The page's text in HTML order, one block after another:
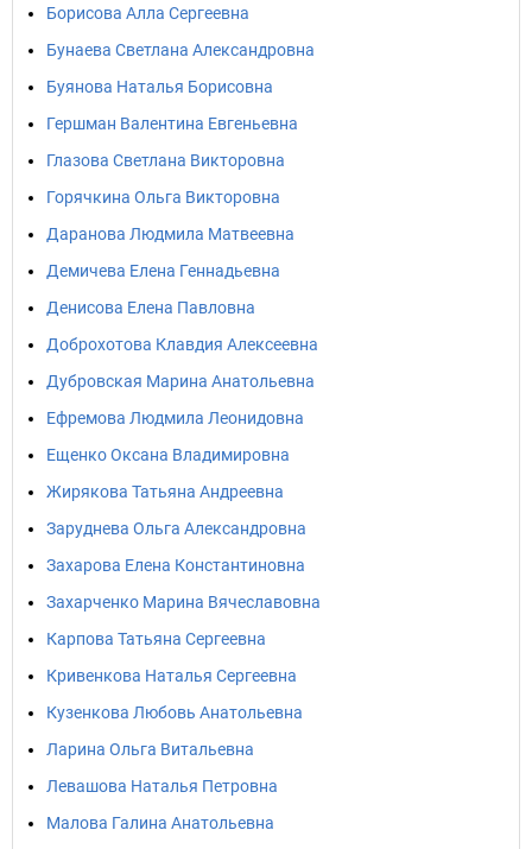
Борисова Алла Сергеевна
Бунаева Светлана Александровна
Буянова Наталья Борисовна
Гершман Валентина Евгеньевна
Глазова Светлана Викторовна
Горячкина Ольга Викторовна
Даранова Людмила Матвеевна
Демичева Елена Геннадьевна
Денисова Елена Павловна
Доброхотова Клавдия Алексеевна
Дубровская Марина Анатольевна
Ефремова Людмила Леонидовна
Ещенко Оксана Владимировна
Жирякова Татьяна Андреевна
Заруднева Ольга Александровна
Захарова Елена Константиновна
Захарченко Марина Вячеславовна
Карпова Татьяна Сергеевна
Кривенкова Наталья Сергеевна
Кузенкова Любовь Анатольевна
Ларина Ольга Витальевна
Левашова Наталья Петровна
Малова Галина Анатольевна